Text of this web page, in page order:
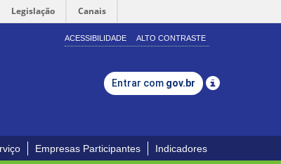
Legislação Canais
ACESSIBILIDADE ALTO CONTRASTE
Entrar com gov.br
Empresas Participantes Indicadores